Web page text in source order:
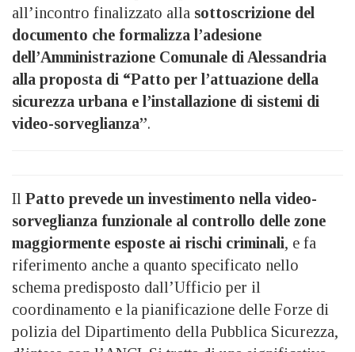
all’incontro finalizzato alla sottoscrizione del
documento che formalizza l’adesione
dell’Amministrazione Comunale di Alessandria
alla proposta di “Patto per l’attuazione della
sicurezza urbana e l’installazione di sistemi di
video-sorveglianza”.
Il Patto prevede un investimento nella video-
sorveglianza funzionale al controllo delle zone
maggiormente esposte ai rischi criminali, e fa
riferimento anche a quanto specificato nello
schema predisposto dall’Ufficio per il
coordinamento e la pianificazione delle Forze di
polizia del Dipartimento della Pubblica Sicurezza,